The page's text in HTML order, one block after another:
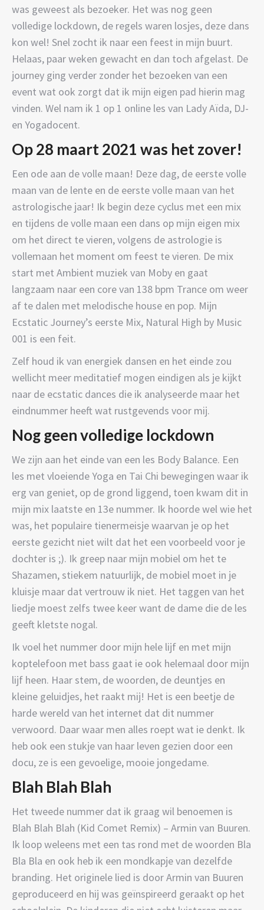
was geweest als bezoeker. Het was nog geen
volledige lockdown, de regels waren losjes, deze dans
kon wel! Snel zocht ik naar een feest in mijn buurt.
Helaas, paar weken gewacht en dan toch afgelast. De
journey ging verder zonder het bezoeken van een
event wat ook zorgt dat ik mijn eigen pad hierin mag
vinden. Wel nam ik 1 op 1 online les van Lady Aïda, DJ-
en Yogadocent.
Op 28 maart 2021 was het zover!
Een ode aan de volle maan! Deze dag, de eerste volle
maan van de lente en de eerste volle maan van het
astrologische jaar! Ik begin deze cyclus met een mix
en tijdens de volle maan een dans op mijn eigen mix
om het direct te vieren, volgens de astrologie is
vollemaan het moment om feest te vieren. De mix
start met Ambient muziek van Moby en gaat
langzaam naar een core van 138 bpm Trance om weer
af te dalen met melodische house en pop. Mijn
Ecstatic Journey’s eerste Mix, Natural High by Music
001 is een feit.
Zelf houd ik van energiek dansen en het einde zou
wellicht meer meditatief mogen eindigen als je kijkt
naar de ecstatic dances die ik analyseerde maar het
eindnummer heeft wat rustgevends voor mij.
Nog geen volledige lockdown
We zijn aan het einde van een les Body Balance. Een
les met vloeiende Yoga en Tai Chi bewegingen waar ik
erg van geniet, op de grond liggend, toen kwam dit in
mijn mix laatste en 13e nummer. Ik hoorde wel wie het
was, het populaire tienermeisje waarvan je op het
eerste gezicht niet wilt dat het een voorbeeld voor je
dochter is ;). Ik greep naar mijn mobiel om het te
Shazamen, stiekem natuurlijk, de mobiel moet in je
kluisje maar dat vertrouw ik niet. Het taggen van het
liedje moest zelfs twee keer want de dame die de les
geeft kletste nogal.
Ik voel het nummer door mijn hele lijf en met mijn
koptelefoon met bass gaat ie ook helemaal door mijn
lijf heen. Haar stem, de woorden, de deuntjes en
kleine geluidjes, het raakt mij! Het is een beetje de
harde wereld van het internet dat dit nummer
verwoord. Daar waar men alles roept wat ie denkt. Ik
heb ook een stukje van haar leven gezien door een
docu, ze is een gevoelige, mooie jongedame.
Blah Blah Blah
Het tweede nummer dat ik graag wil benoemen is
Blah Blah Blah (Kid Comet Remix) – Armin van Buuren.
Ik loop weleens met een tas rond met de woorden Bla
Bla Bla en ook heb ik een mondkapje van dezelfde
branding. Het originele lied is door Armin van Buuren
geproduceerd en hij was geïnspireerd geraakt op het